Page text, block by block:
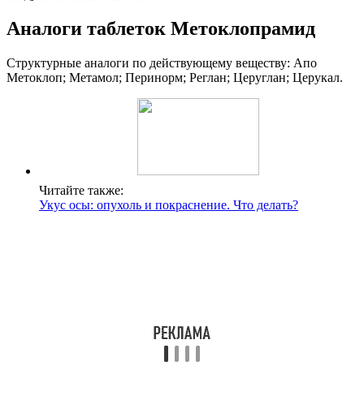
Аналоги таблеток Метоклопрамид
Структурные аналоги по действующему веществу: Апо
Метоклоп; Метамол; Перинорм; Реглан; Церуглан; Церукал.
Читайте также:
Укус осы: опухоль и покраснение. Что делать?